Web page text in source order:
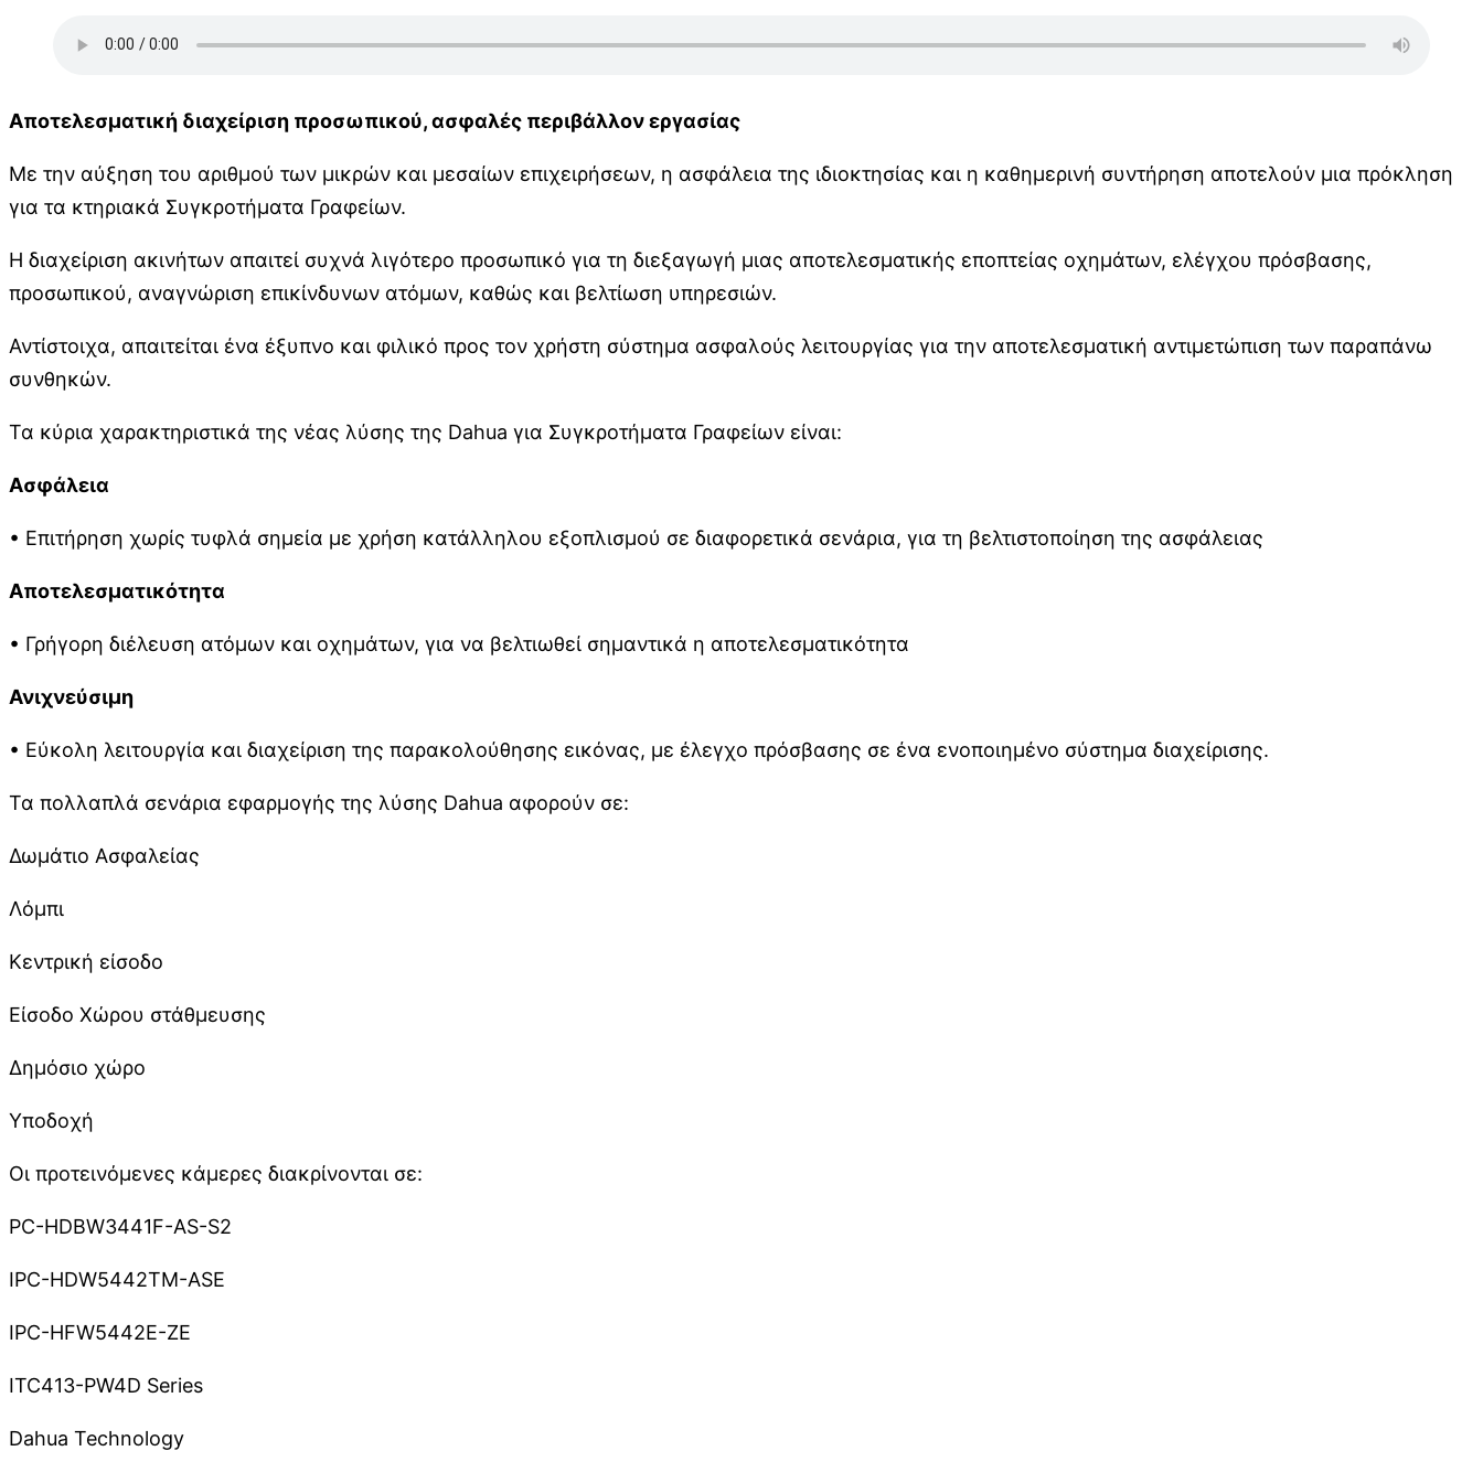
Αποτελεσματική διαχείριση προσωπικού, ασφαλές περιβάλλον εργασίας
Με την αύξηση του αριθμού των μικρών και μεσαίων επιχειρήσεων, η ασφάλεια της ιδιοκτησίας και η καθημερινή συντήρηση αποτελούν μια πρόκληση
για τα κτηριακά Συγκροτήματα Γραφείων.
Η διαχείριση ακινήτων απαιτεί συχνά λιγότερο προσωπικό για τη διεξαγωγή μιας αποτελεσματικής εποπτείας οχημάτων, ελέγχου πρόσβασης,
προσωπικού, αναγνώριση επικίνδυνων ατόμων, καθώς και βελτίωση υπηρεσιών.
Αντίστοιχα, απαιτείται ένα έξυπνο και φιλικό προς τον χρήστη σύστημα ασφαλούς λειτουργίας για την αποτελεσματική αντιμετώπιση των παραπάνω
συνθηκών.
Τα κύρια χαρακτηριστικά της νέας λύσης της Dahua για Συγκροτήματα Γραφείων είναι:
Ασφάλεια
• Επιτήρηση χωρίς τυφλά σημεία με χρήση κατάλληλου εξοπλισμού σε διαφορετικά σενάρια, για τη βελτιστοποίηση της ασφάλειας
Αποτελεσματικότητα
• Γρήγορη διέλευση ατόμων και οχημάτων, για να βελτιωθεί σημαντικά η αποτελεσματικότητα
Ανιχνεύσιμη
• Εύκολη λειτουργία και διαχείριση της παρακολούθησης εικόνας, με έλεγχο πρόσβασης σε ένα ενοποιημένο σύστημα διαχείρισης.
Τα πολλαπλά σενάρια εφαρμογής της λύσης Dahua αφορούν σε:
Δωμάτιο Ασφαλείας
Λόμπι
Κεντρική είσοδο
Είσοδο Χώρου στάθμευσης
Δημόσιο χώρο
Υποδοχή
Οι προτεινόμενες κάμερες διακρίνονται σε:
PC-HDBW3441F-AS-S2
IPC-HDW5442TM-ASE
IPC-HFW5442E-ZE
ITC413-PW4D Series
Dahua Technology